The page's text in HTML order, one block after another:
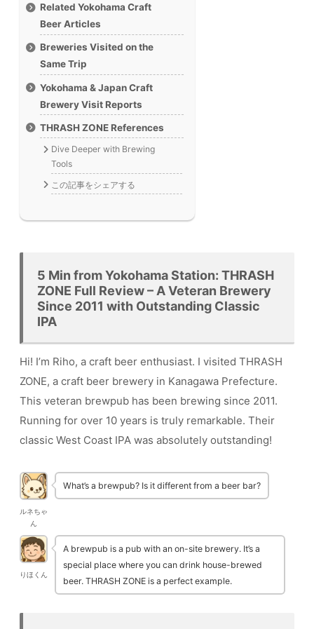
Related Yokohama Craft
Beer Articles
Breweries Visited on the
Same Trip
Yokohama & Japan Craft
Brewery Visit Reports
THRASH ZONE References
Dive Deeper with Brewing
Tools
この記事をシェアする
5 Min from Yokohama Station: THRASH
ZONE Full Review – A Veteran Brewery
Since 2011 with Outstanding Classic
IPA
Hi! I’m Riho, a craft beer enthusiast. I visited THRASH
ZONE, a craft beer brewery in Kanagawa Prefecture.
This veteran brewpub has been brewing since 2011.
Running for over 10 years is truly remarkable. Their
classic West Coast IPA was absolutely outstanding!
ルネちゃ
ん
What’s a brewpub? Is it different from a beer bar?
りほくん
A brewpub is a pub with an on-site brewery. It’s a
special place where you can drink house-brewed
beer. THRASH ZONE is a perfect example.